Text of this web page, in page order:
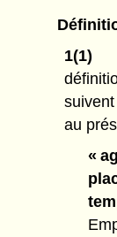
1(1)
au
«